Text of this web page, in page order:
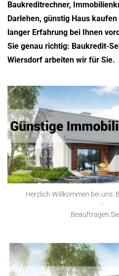
Baukreditrechner,
Darlehen, günstig Haus
langer Erfahrung bei Ihnen
Sie genau richtig: Baukredit-
Wiersdorf arbeiten wir für Sie.
Herzlich Willkommen bei uns.
-
Beauftragen